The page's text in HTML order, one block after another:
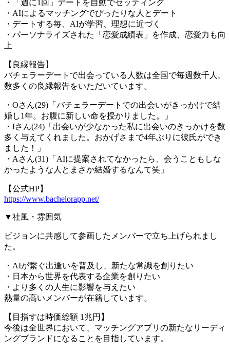
・「週に1回」デートを自動でセッティング
・AIによるマッチングでぴったりな人とデート
・デートする毎、AIが学習、理想に近づく
・パーソナライズされた「恋愛成績表」を作成、恋愛力も向
上
【良縁報告】
バチェラーデートで出会っている人数は全国で毎週数千人。
数多くの良縁報告をいただいています。
・Oさん(29)「バチェラーデートでの出会いがきっかけで結
婚し1年。お腹に新しい命を授かりました。」
・Iさん(24)「出会いが少なかった私に出会いのきっかけを数
多く与えてくれました。おかげさまで4年ぶりに彼氏ができ
ました！」
・Aさん(31)「AIに提案されてなかったら、会うこともしな
かったような人とまさか結婚するなんて笑」
【公式HP】
https://www.bachelorapp.net/
▼社風・雰囲気
ビジョンに共感して参画したメンバーで立ち上げられまし
た。
・AIが繋ぐ出逢いを普及し、新たな常識を創りたい
・日本から世界を代表する企業を創りたい
・より多くの人生に影響を与えたい
熱量の高いメンバーが在籍しています。
【目指すは時価総額 1兆円】
今後は全世界において、マッチングアプリの新たなリーディ
ングブランドになることを目指しています。